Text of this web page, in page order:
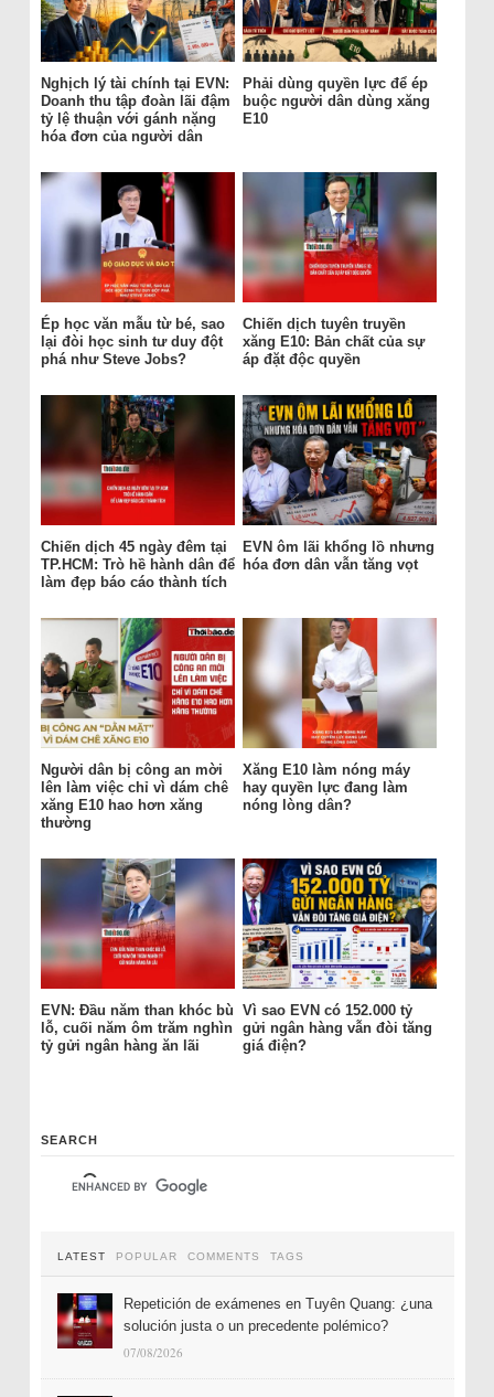
Nghịch lý tài chính tại EVN:
Doanh thu tập đoàn lãi đậm
tỷ lệ thuận với gánh nặng
hóa đơn của người dân
Phải dùng quyền lực để ép
buộc người dân dùng xăng
E10
Ép học văn mẫu từ bé, sao
lại đòi học sinh tư duy đột
phá như Steve Jobs?
Chiến dịch tuyên truyền
xăng E10: Bản chất của sự
áp đặt độc quyền
Chiến dịch 45 ngày đêm tại
TP.HCM: Trò hề hành dân để
làm đẹp báo cáo thành tích
EVN ôm lãi khổng lồ nhưng
hóa đơn dân vẫn tăng vọt
Người dân bị công an mời
lên làm việc chỉ vì dám chê
xăng E10 hao hơn xăng
thường
Xăng E10 làm nóng máy
hay quyền lực đang làm
nóng lòng dân?
EVN: Đầu năm than khóc bù
lỗ, cuối năm ôm trăm nghìn
tỷ gửi ngân hàng ăn lãi
Vì sao EVN có 152.000 tỷ
gửi ngân hàng vẫn đòi tăng
giá điện?
SEARCH
LATEST POPULAR COMMENTS TAGS
Repetición de exámenes en Tuyên Quang: ¿una
solución justa o un precedente polémico?
07/08/2026